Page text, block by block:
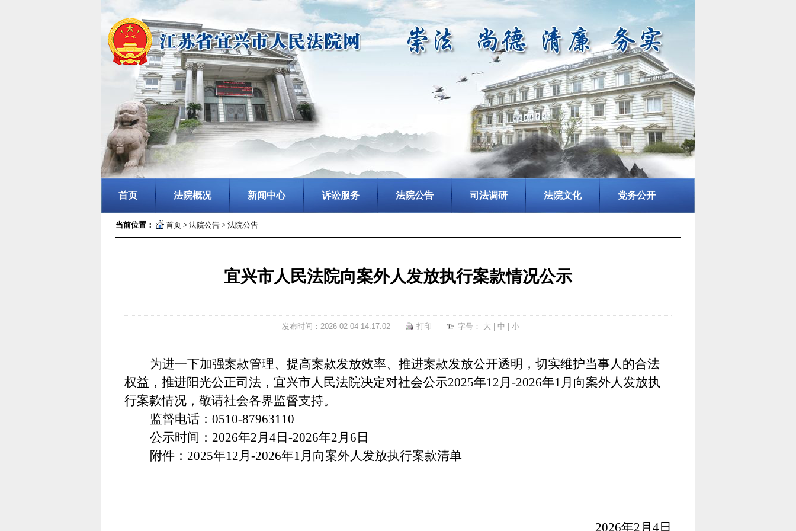
首页 法院概况 新闻中心 诉讼服务 法院公告 司法调研 法院文化 党务公开
当前位置： 首页 > 法院公告 > 法院公告
宜兴市人民法院向案外人发放执行案款情况公示
发布时间：2026-02-04 14:17:02 打印 字号： 大 中 小
为进一下加强案款管理、提高案款发放效率、推进案款发放公开透明，切实维护当事人的合法
权益，推进阳光公正司法，宜兴市人民法院决定对社会公示2025年12月-2026年1月向案外人发放执
行案款情况，敬请社会各界监督支持。
监督电话： 0510-87963110
公示时间： 2026年2月4日-2026年2月6日
附件： 2025年12月-2026年1月向案外人发放执行案款清单
2026年2月4日